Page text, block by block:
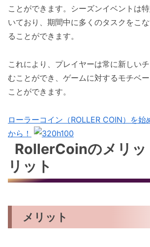
ことができます。シーズンイベントは
いており、期間中に多くのタスクをこ
ることができます。
これにより、プレイヤーは常に新しい
むことができ、ゲームに対するモチベ
ことができます。
ローラーコイン（ROLLER COIN）を始
から！
RollerCoinのメリッ
リット
メリット